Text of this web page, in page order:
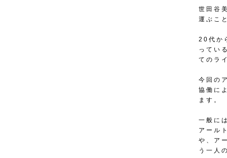
世田谷
運ぶこ
20代か
ってい
てのラ
今回の
協働に
ます。
一般に
アール
や、ア
う一人